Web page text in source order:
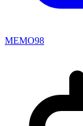
MEMO98